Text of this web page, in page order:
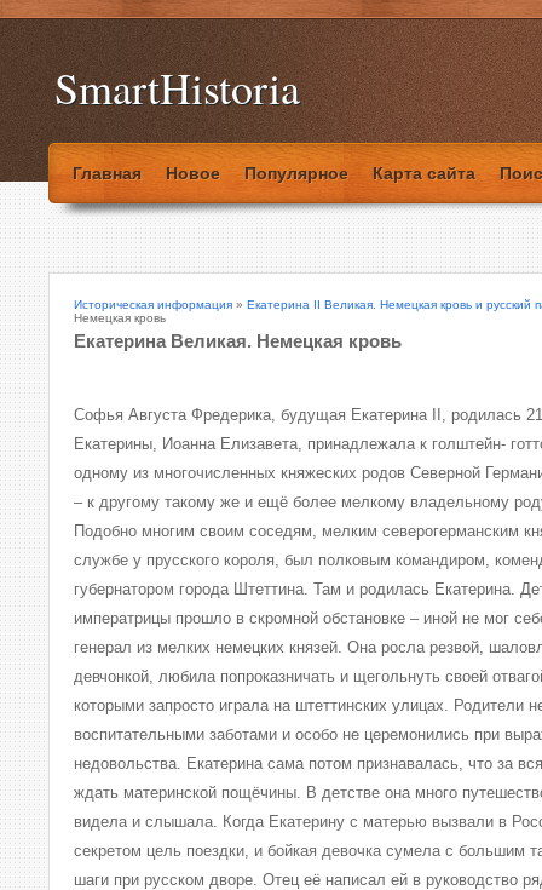
SmartHistoria
Главная Новое Популярное Карта сайта
Историческая информация » Екатерина II Великая. Немецкая кровь и русский
Немецкая кровь
Екатерина Великая. Немецкая кровь
Софья Августа Фредерика, будущая Екатерина ІІ, родилась
Екатерины, Иоанна Елизавета, принадлежала к голштейн-
одному из многочисленных княжеских родов Северной
– к другому такому же и ещё более мелкому владельному
Подобно многим своим соседям, мелким северогерманским
службе у прусского короля, был полковым командиром,
губернатором города Штеттина. Там и родилась Екатерина.
императрицы прошло в скромной обстановке – иной не мог
генерал из мелких немецких князей. Она росла резвой,
девчонкой, любила попроказничать и щегольнуть своей
которыми запросто играла на штеттинских улицах. Родители
воспитательными заботами и особо не церемонились при
недовольства. Екатерина сама потом признавалась, что за
ждать материнской пощёчины. В детстве она много
видела и слышала. Когда Екатерину с матерью вызвали в
секретом цель поездки, и бойкая девочка сумела с большим
шаги при русском дворе. Отец её написал ей в руководство